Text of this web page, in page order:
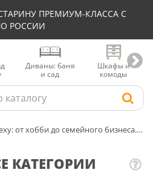
ПРЕМИУМ-КЛАССА С
РОССИИ
Диваны: баня
и сад
Шкафы и
комоды
Путь к успеху: от хобби до семейного бизнеса. История основателя «Артели Русичи»
КАТЕГОРИИ